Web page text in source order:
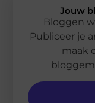
Jouw
Bloggen
Publiceer je
maak